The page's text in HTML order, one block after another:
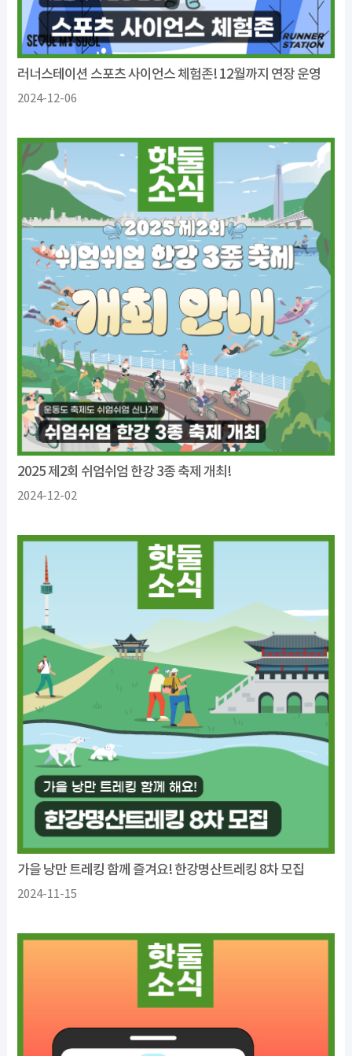
러너스테이션 스포츠 사이언스 체험존! 12월까지 연장 운영
2024-12-06
2025 제2회 쉬엄쉬엄 한강 3종 축제 개최!
2024-12-02
가을 낭만 트레킹 함께 즐겨요! 한강명산트레킹 8차 모집
2024-11-15